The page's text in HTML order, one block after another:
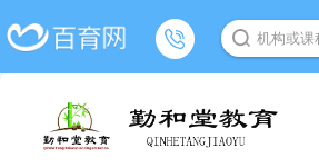
机构或课